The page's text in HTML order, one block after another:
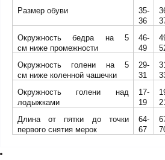
Размер обуви
35-
36
Окружность бедра на 5
см ниже промежности
46-
49
Окружность голени на 5
см ниже коленной чашечки
29-
31
Окружность голени над
лодыжками
17-
19
Длина от пятки до точки
первого снятия мерок
64-
67